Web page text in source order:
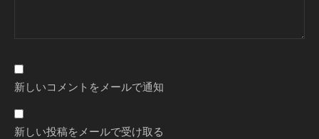
新しいコメントをメールで通知
新しい投稿をメールで受け取る